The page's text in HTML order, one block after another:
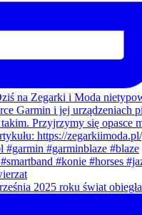
2025 roku świat obiegła